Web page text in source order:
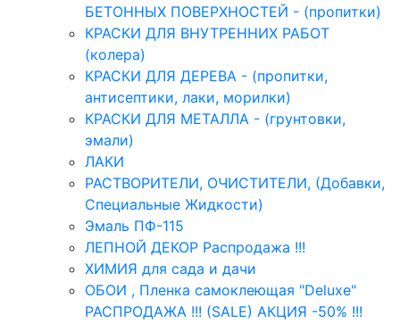
БЕТОННЫХ ПОВЕРХНОСТЕЙ - (пропитки)
КРАСКИ ДЛЯ ВНУТРЕННИХ РАБОТ
(колера)
КРАСКИ ДЛЯ ДЕРЕВА - (пропитки,
антисептики, лаки, морилки)
КРАСКИ ДЛЯ МЕТАЛЛА - (грунтовки,
эмали)
ЛАКИ
РАСТВОРИТЕЛИ, ОЧИСТИТЕЛИ, (Добавки,
Специальные Жидкости)
Эмаль ПФ-115
ЛЕПНОЙ ДЕКОР Распродажа !!!
ХИМИЯ для сада и дачи
ОБОИ , Пленка самоклеющая "Deluxe"
РАСПРОДАЖА !!! (SALE) АКЦИЯ -50% !!!